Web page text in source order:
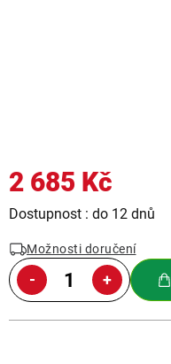
2 685 Kč
Měrná
Dostupnost : do 12 dnů
Možnosti doručení